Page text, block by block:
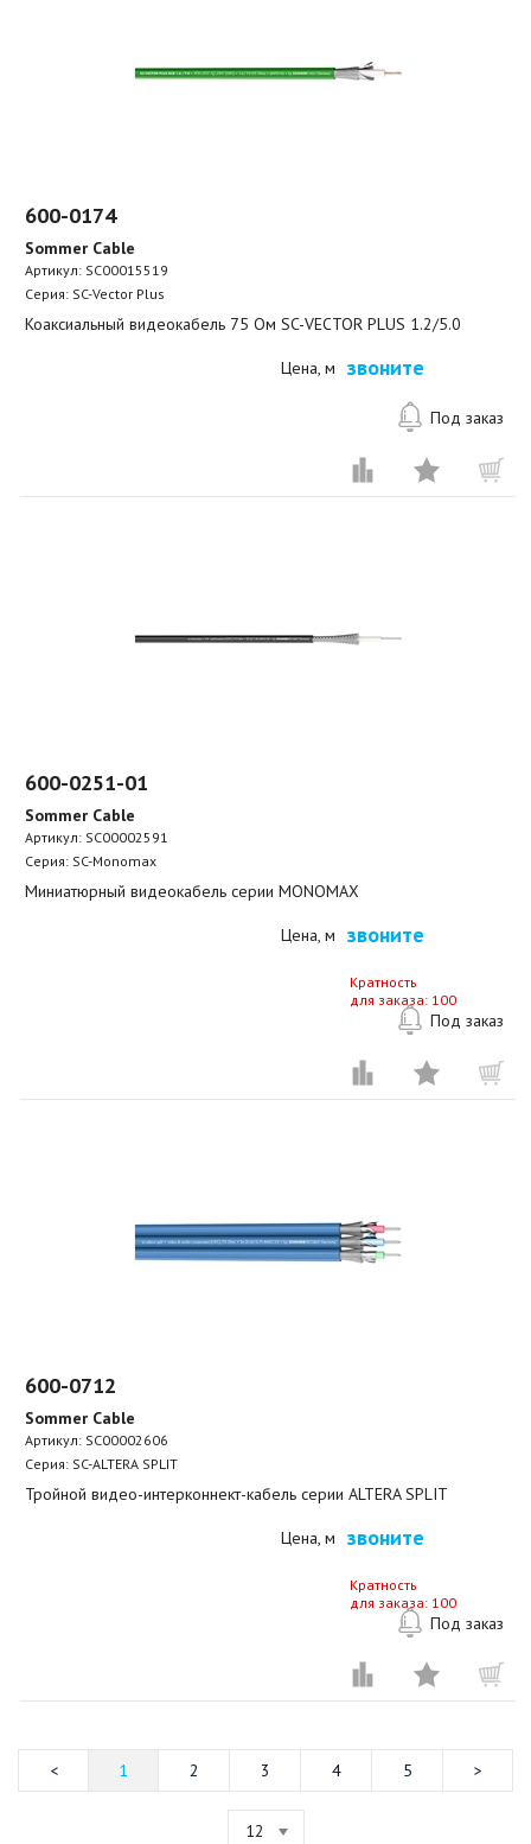
600-0174
Sommer Cable
Артикул: SC00015519
Серия: SC-Vector Plus
Коаксиальный видеокабель 75 Ом SC-VECTOR PLUS 1.2/5.0
Цена, м звоните
Под заказ
600-0251-01
Sommer Cable
Артикул: SC00002591
Серия: SC-Monomax
Миниатюрный видеокабель серии MONOMAX
Цена, м звоните
Кратность
для заказа: 100
Под заказ
600-0712
Sommer Cable
Артикул: SC00002606
Серия: SC-ALTERA SPLIT
Тройной видео-интерконнект-кабель серии ALTERA SPLIT
Цена, м звоните
Кратность
для заказа: 100
Под заказ
1 2 3 4 5
12